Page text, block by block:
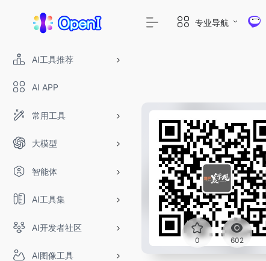
AI工具推荐
AI APP
常用工具
大模型
智能体
AI工具集
AI开发者社区
AI图像工具
专业导航
0 602